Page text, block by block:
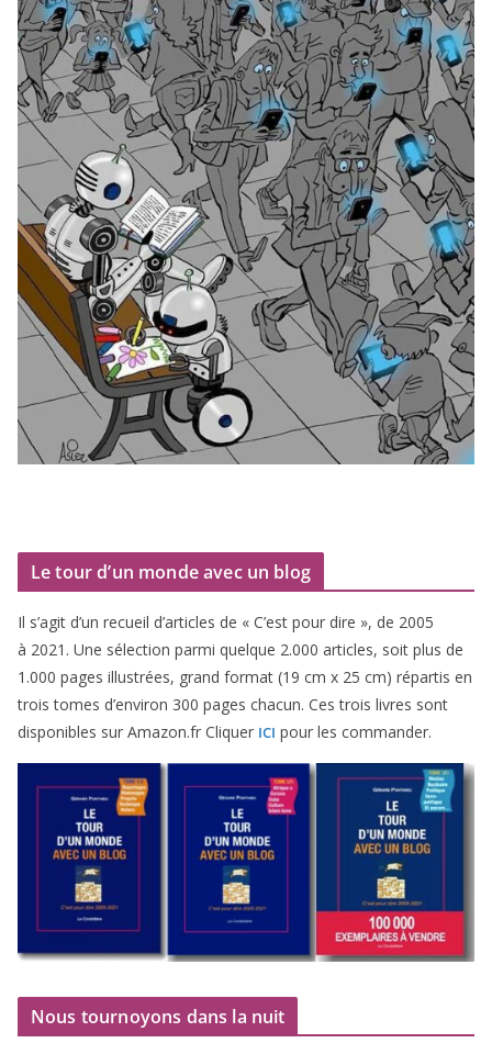
Le tour d’un monde avec un blog
Il s’agit d’un recueil d’ar­ticles de « C’est pour dire », de 2005
à 2021 . Une sélec­tion par­mi quelque 2.000 articles, soit plus de
1 .000 pages illus­trées, grand for­mat (19 cm x 25 cm) répar­tis en
trois tomes d’environ 300 pages cha­cun. Ces trois livres sont
dis­po­nibles sur Amazon​.fr Cliquer ICI pour les commander.
Nous tournoyons dans la nuit